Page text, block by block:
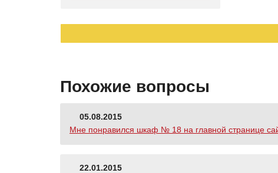
Похожие вопросы
05.08.2015
Мне понравился шкаф № 18 на главной странице
22.01.2015